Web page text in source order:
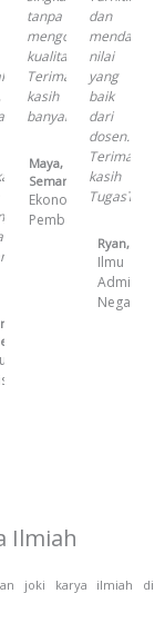
tanpa
mengorbankan
kualitasnya.
Terima
kasih
banyak!
Maya,
Semarang
Ekonomi
Pembangunan
dan
mendapat
nilai
yang
baik
dari
dosen.
Terima
kasih
Ryan, Bali
Ilmu
Negara
Ilmiah
joki karya ilmiah di